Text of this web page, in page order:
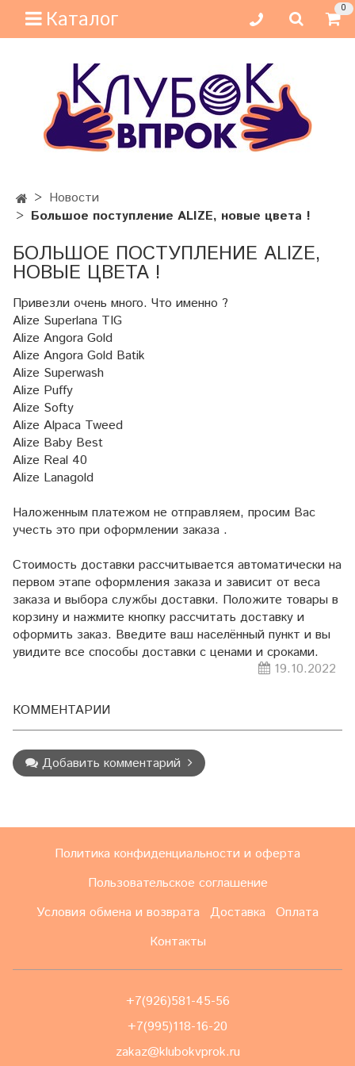
Каталог 0
Новости
Большое поступление ALIZE, новые цвета !
БОЛЬШОЕ ПОСТУПЛЕНИЕ ALIZE,
НОВЫЕ ЦВЕТА !
Привезли очень много. Что именно ?
Alize Superlana TIG
Alize Angora Gold
Alize Angora Gold Batik
Alize Superwash
Alize Puffy
Alize Softy
Alize Alpaca Tweed
Alize Baby Best
Alize Real 40
Alize Lanagold
Наложенным платежом не отправляем, просим Вас
учесть это при оформлении заказа .
Стоимость доставки рассчитывается автоматически на
первом этапе оформления заказа и зависит от веса
заказа и выбора службы доставки. Положите товары в
корзину и нажмите кнопку рассчитать доставку и
оформить заказ. Введите ваш населённый пункт и вы
увидите все способы доставки с ценами и сроками.
19.10.2022
КОММЕНТАРИИ
Добавить комментарий
Политика конфиденциальности и оферта
Пользовательское соглашение
Условия обмена и возврата
Доставка
Оплата
Контакты
+7(926)581-45-56
+7(995)118-16-20
zakaz@klubokvprok.ru